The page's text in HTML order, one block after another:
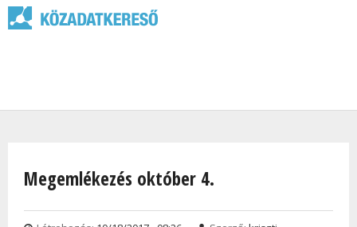
Megemlékezés október 4.